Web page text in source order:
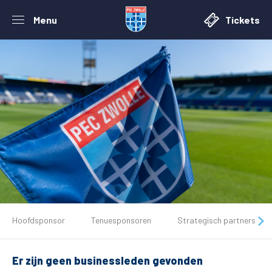
Menu Tickets
De club
Tickets
Matchdays
Hoofdsponsor Tenuesponsoren Strategisch partners
Er zijn geen businessleden gevonden